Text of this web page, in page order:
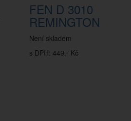
FEN D 3010
REMINGTON
Není skladem
s DPH: 449,- Kč